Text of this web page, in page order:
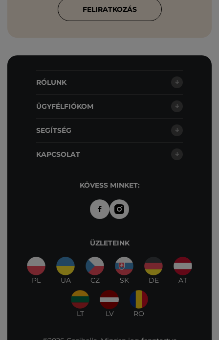
FELIRATKOZÁS
RÓLUNK
ÜGYFÉLFIÓKOM
SEGÍTSÉG
KAPCSOLAT
KÖVESS MINKET:
ÜZLETEINK
PL UA CZ SK DE AT
LT LV RO